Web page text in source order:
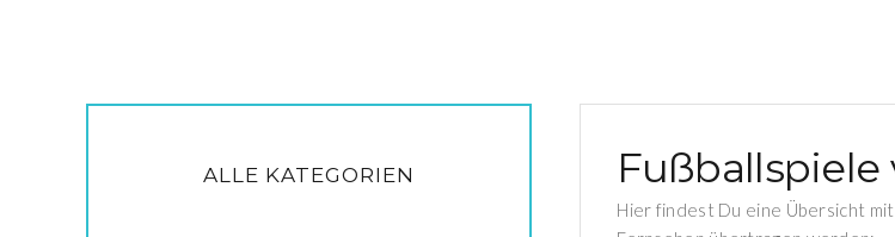
ALLE KATEGORIEN
Hier findest Du eine Übersicht